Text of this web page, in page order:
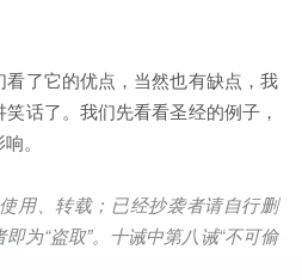
看了它的优点，当然也有缺点，我
话了。我们先看看圣经的例子，
。
用、转载；已经抄袭者请自行删
即为“盗取”。十诫中第八诫“不可偷